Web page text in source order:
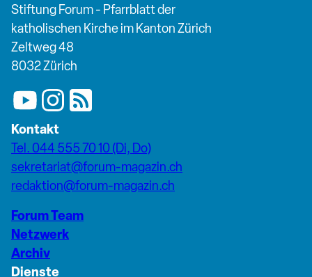
Stiftung Forum - Pfarrblatt der
katholischen Kirche im Kanton Zürich
Zeltweg 48
8032 Zürich
Kontakt
Tel. 044 555 70 10 (Di, Do)
sekretariat@forum-magazin.ch
redaktion@forum-magazin.ch
Forum Team
Netzwerk
Archiv
Dienste